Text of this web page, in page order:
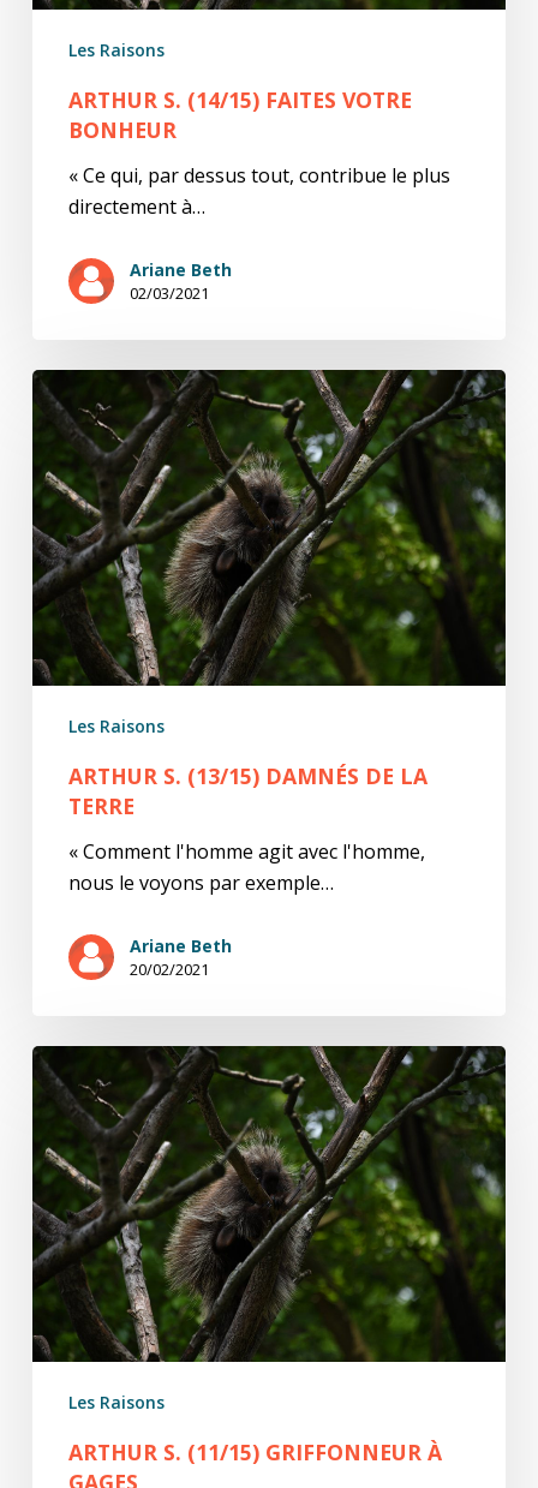
Les Raisons
ARTHUR S. (14/15) FAITES VOTRE
BONHEUR
« Ce qui, par dessus tout, contribue le plus
directement à…
Ariane Beth
02/03/2021
Arthur
(13/15)
Damnés
de
la
terre
Les Raisons
ARTHUR S. (13/15) DAMNÉS DE LA
TERRE
« Comment l'homme agit avec l'homme,
nous le voyons par exemple…
Ariane Beth
20/02/2021
Arthur
(11/15)
Griffonneur
gages
Les Raisons
ARTHUR S. (11/15) GRIFFONNEUR À